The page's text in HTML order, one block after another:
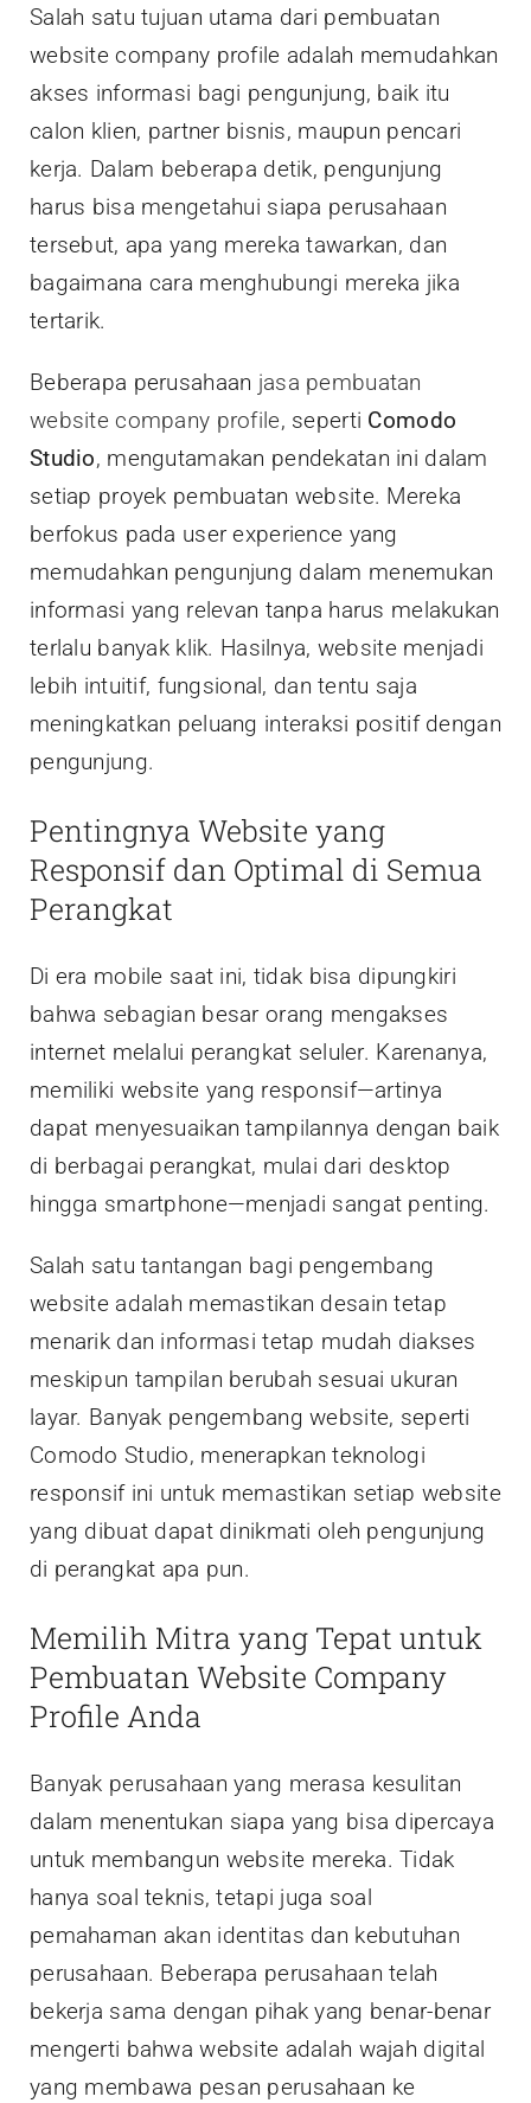
Salah satu tujuan utama dari pembuatan
website company profile adalah memudahkan
akses informasi bagi pengunjung, baik itu
calon klien, partner bisnis, maupun pencari
kerja. Dalam beberapa detik, pengunjung
harus bisa mengetahui siapa perusahaan
tersebut, apa yang mereka tawarkan, dan
bagaimana cara menghubungi mereka jika
tertarik.
Beberapa perusahaan jasa pembuatan
website company profile, seperti Comodo
Studio, mengutamakan pendekatan ini dalam
setiap proyek pembuatan website. Mereka
berfokus pada user experience yang
memudahkan pengunjung dalam menemukan
informasi yang relevan tanpa harus melakukan
terlalu banyak klik. Hasilnya, website menjadi
lebih intuitif, fungsional, dan tentu saja
meningkatkan peluang interaksi positif dengan
pengunjung.
Pentingnya Website yang
Responsif dan Optimal di Semua
Perangkat
Di era mobile saat ini, tidak bisa dipungkiri
bahwa sebagian besar orang mengakses
internet melalui perangkat seluler. Karenanya,
memiliki website yang responsif—artinya
dapat menyesuaikan tampilannya dengan baik
di berbagai perangkat, mulai dari desktop
hingga smartphone—menjadi sangat penting.
Salah satu tantangan bagi pengembang
website adalah memastikan desain tetap
menarik dan informasi tetap mudah diakses
meskipun tampilan berubah sesuai ukuran
layar. Banyak pengembang website, seperti
Comodo Studio, menerapkan teknologi
responsif ini untuk memastikan setiap website
yang dibuat dapat dinikmati oleh pengunjung
di perangkat apa pun.
Memilih Mitra yang Tepat untuk
Pembuatan Website Company
Profile Anda
Banyak perusahaan yang merasa kesulitan
dalam menentukan siapa yang bisa dipercaya
untuk membangun website mereka. Tidak
hanya soal teknis, tetapi juga soal
pemahaman akan identitas dan kebutuhan
perusahaan. Beberapa perusahaan telah
bekerja sama dengan pihak yang benar-benar
mengerti bahwa website adalah wajah digital
yang membawa pesan perusahaan ke